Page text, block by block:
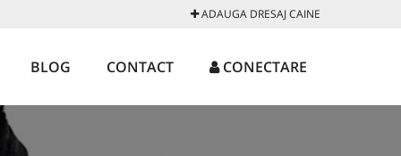
ADAUGA DRESAJ CAINE
BLOG CONTACT CONECTARE